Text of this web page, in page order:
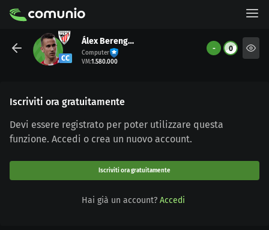
CC
Álex Berenguer
Computer
VM:1.580.000
- 0
Iscriviti ora gratuitamente
Devi essere registrato per poter utilizzare questa
funzione. Accedi o crea un nuovo account.
Iscriviti ora gratuitamente
Hai già un account? Accedi